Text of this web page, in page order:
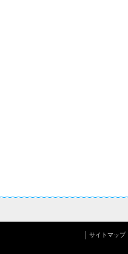
サイトマップ